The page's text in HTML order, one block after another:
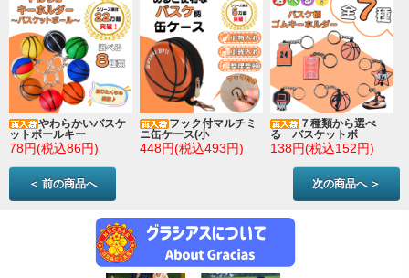
やわらかいバスケ
ットボールキー
78円(税込86円)
フック付マルチミ
ニ缶ケース(小
448円(税込493円)
７種類から選べ
る バスケットボ
138円(税込152円)
＜ 前の商品へ 次の商品へ ＞